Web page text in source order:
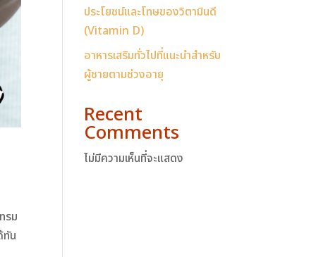
รม
ทัน
ประโยชน์และโทษของวิตามินดี
(Vitamin D)
อาหารเสริมทั่วไปที่แนะนำสำหรับ
ผู้ชายตามช่วงอายุ
Recent
Comments
ไม่มีความเห็นที่จะแสดง